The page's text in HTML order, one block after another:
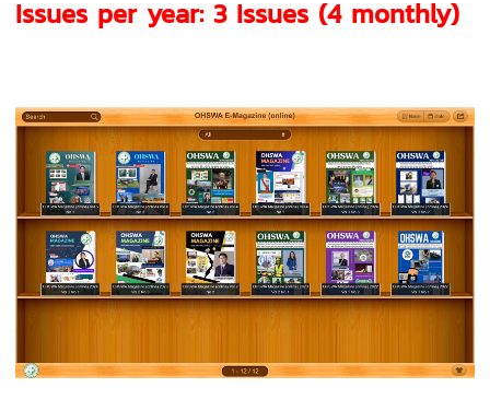
Issues per year: 3 Issues (4 monthly)